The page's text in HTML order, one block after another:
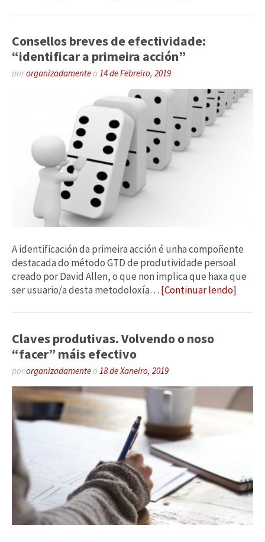
Consellos breves de efectividade:
“identificar a primeira acción”
pororganizadamenteo 14 de Febreiro, 2019
A identificación da primeira acción é unha compoñente
destacada do método GTD de produtividade persoal
creado por David Allen, o que non implica que haxa que
ser usuario/a desta metodoloxía… [Continuar lendo]
Claves produtivas. Volvendo o noso
“facer” máis efectivo
pororganizadamenteo 18 de Xaneiro, 2019